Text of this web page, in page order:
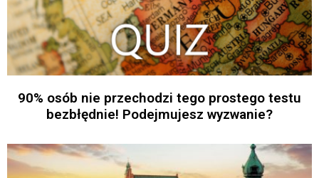
90% osób nie przechodzi tego prostego testu
bezbłędnie! Podejmujesz wyzwanie?